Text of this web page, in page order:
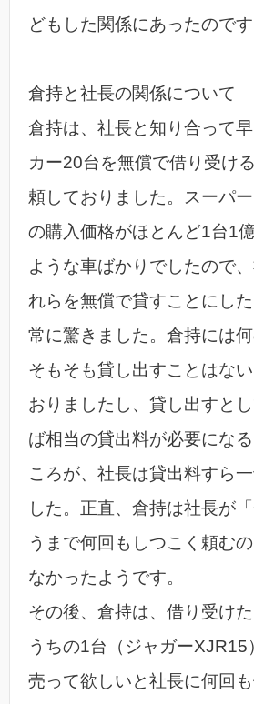
どもした関係にあったのです
倉持と社長の関係について
倉持は、社長と知り合って
カー20台を無償で借り受け
頼しておりました。スーパ
の購入価格がほとんど1台1
ような車ばかりでしたので
れらを無償で貸すことにし
常に驚きました。倉持には何
そもそも貸し出すことはな
おりましたし、貸し出すと
ば相当の貸出料が必要にな
ころが、社長は貸出料すら
した。正直、倉持は社長が
うまで何回もしつこく頼む
なかったようです。
その後、倉持は、借り受け
うちの1台（ジャガー
売って欲しいと社長に何回